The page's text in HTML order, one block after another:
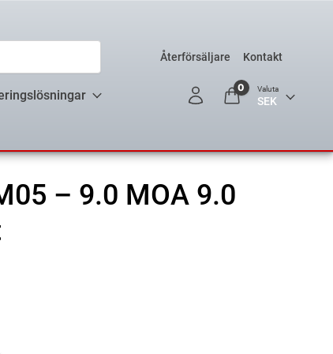
Återförsäljare Kontakt
0 Valuta
– 9.0 MOA 9.0